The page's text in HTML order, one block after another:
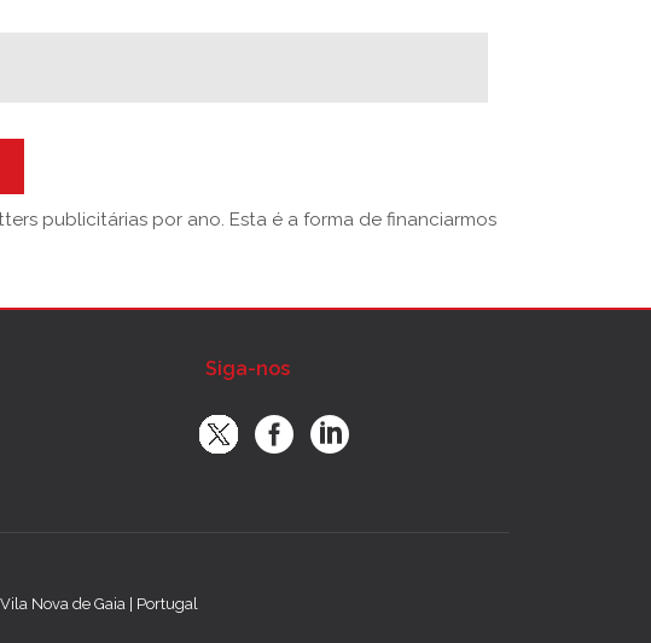
publicitárias por ano. Esta é a forma de financiarmos
Siga-nos
Nova de Gaia | Portugal